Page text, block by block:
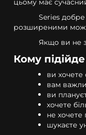
Series
розширеними
Якщо ви не
Кому
ви
вам
ви
хочете
не хочете
шукаєте